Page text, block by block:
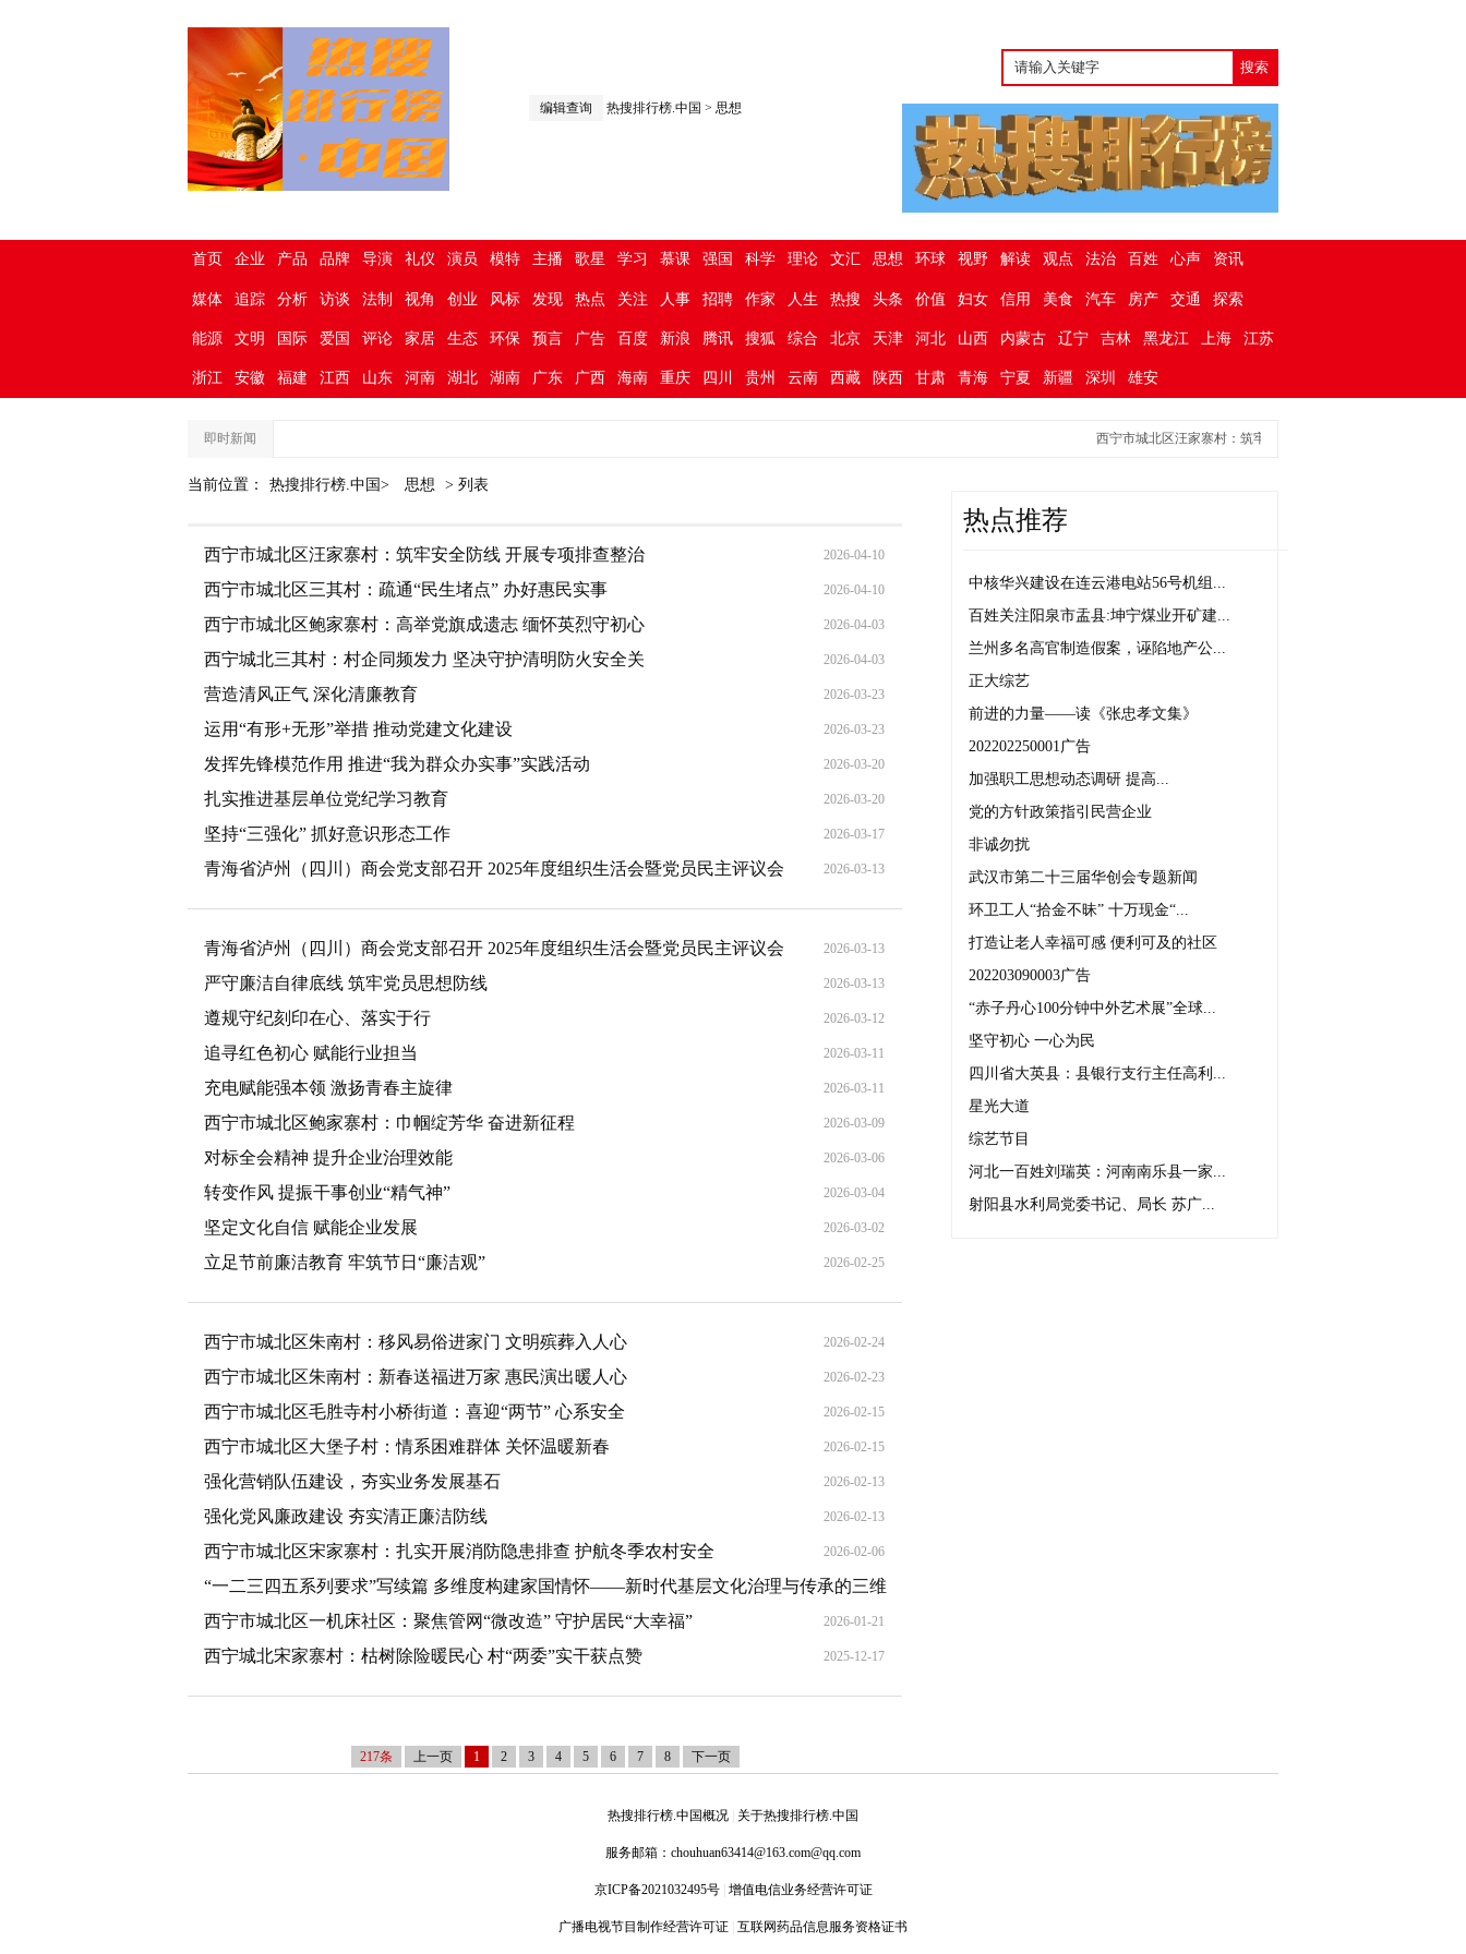
编辑查询 热搜排行榜.中国 > 思想
首页 企业 产品 品牌 导演 礼仪 演员 模特 主播 歌星 学习 慕课 强国 科学 理论 文汇 思想 环球 视野 解读 观点 法治 百姓 心声 资讯
媒体 追踪 分析 访谈 法制 视角 创业 风标 发现 热点 关注 人事 招聘 作家 人生 热搜 头条 价值 妇女 信用 美食 汽车 房产 交通 探索
能源 文明 国际 爱国 评论 家居 生态 环保 预言 广告 百度 新浪 腾讯 搜狐 综合 北京 天津 河北 山西 内蒙古 辽宁 吉林 黑龙江 上海 江苏
浙江 安徽 福建 江西 山东 河南 湖北 湖南 广东 广西 海南 重庆 四川 贵州 云南 西藏 陕西 甘肃 青海 宁夏 新疆 深圳 雄安
即时新闻 西宁市城北区汪家寨村：筑牢安全防线 开展专项排查整治
当前位置： 热搜排行榜.中国> 思想 > 列表
西宁市城北区汪家寨村：筑牢安全防线 开展专项排查整治 2026-04-10
西宁市城北区三其村：疏通“民生堵点” 办好惠民实事 2026-04-10
西宁市城北区鲍家寨村：高举党旗成遗志 缅怀英烈守初心 2026-04-03
西宁城北三其村：村企同频发力 坚决守护清明防火安全关 2026-04-03
营造清风正气 深化清廉教育 2026-03-23
运用“有形+无形”举措 推动党建文化建设 2026-03-23
发挥先锋模范作用 推进“我为群众办实事”实践活动 2026-03-20
扎实推进基层单位党纪学习教育 2026-03-20
坚持“三强化” 抓好意识形态工作 2026-03-17
青海省泸州（四川）商会党支部召开 2025年度组织生活会暨党员民主评议会 2026-03-13
青海省泸州（四川）商会党支部召开 2025年度组织生活会暨党员民主评议会 2026-03-13
严守廉洁自律底线 筑牢党员思想防线 2026-03-13
遵规守纪刻印在心、落实于行 2026-03-12
追寻红色初心 赋能行业担当 2026-03-11
充电赋能强本领 激扬青春主旋律 2026-03-11
西宁市城北区鲍家寨村：巾帼绽芳华 奋进新征程 2026-03-09
对标全会精神 提升企业治理效能 2026-03-06
转变作风 提振干事创业“精气神” 2026-03-04
坚定文化自信 赋能企业发展 2026-03-02
立足节前廉洁教育 牢筑节日“廉洁观” 2026-02-25
西宁市城北区朱南村：移风易俗进家门 文明殡葬入人心 2026-02-24
西宁市城北区朱南村：新春送福进万家 惠民演出暖人心 2026-02-23
西宁市城北区毛胜寺村小桥街道：喜迎“两节” 心系安全 2026-02-15
西宁市城北区大堡子村：情系困难群体 关怀温暖新春 2026-02-15
强化营销队伍建设，夯实业务发展基石 2026-02-13
强化党风廉政建设 夯实清正廉洁防线 2026-02-13
西宁市城北区宋家寨村：扎实开展消防隐患排查 护航冬季农村安全 2026-02-06
“一二三四五系列要求”写续篇 多维度构建家国情怀——新时代基层文化治理与传承的三维
路径探索
2026-02-05
西宁市城北区一机床社区：聚焦管网“微改造” 守护居民“大幸福” 2026-01-21
西宁城北宋家寨村：枯树除险暖民心 村“两委”实干获点赞 2025-12-17
217条 上一页 1 2 3 4 5 6 7 8 下一页
热点推荐
中核华兴建设在连云港电站56号机组...
百姓关注阳泉市盂县:坤宁煤业开矿建...
兰州多名高官制造假案，诬陷地产公...
正大综艺
前进的力量——读《张忠孝文集》
202202250001广告
加强职工思想动态调研 提高...
党的方针政策指引民营企业
非诚勿扰
武汉市第二十三届华创会专题新闻
环卫工人“拾金不昧” 十万现金“...
打造让老人幸福可感 便利可及的社区
202203090003广告
“赤子丹心100分钟中外艺术展”全球...
坚守初心 一心为民
四川省大英县：县银行支行主任高利...
星光大道
综艺节目
河北一百姓刘瑞英：河南南乐县一家...
射阳县水利局党委书记、局长 苏广...
热搜排行榜.中国概况 关于热搜排行榜.中国
服务邮箱： chouhuan63414@163.com@qq.com
京ICP备2021032495号 增值电信业务经营许可证
广播电视节目制作经营许可证 互联网药品信息服务资格证书